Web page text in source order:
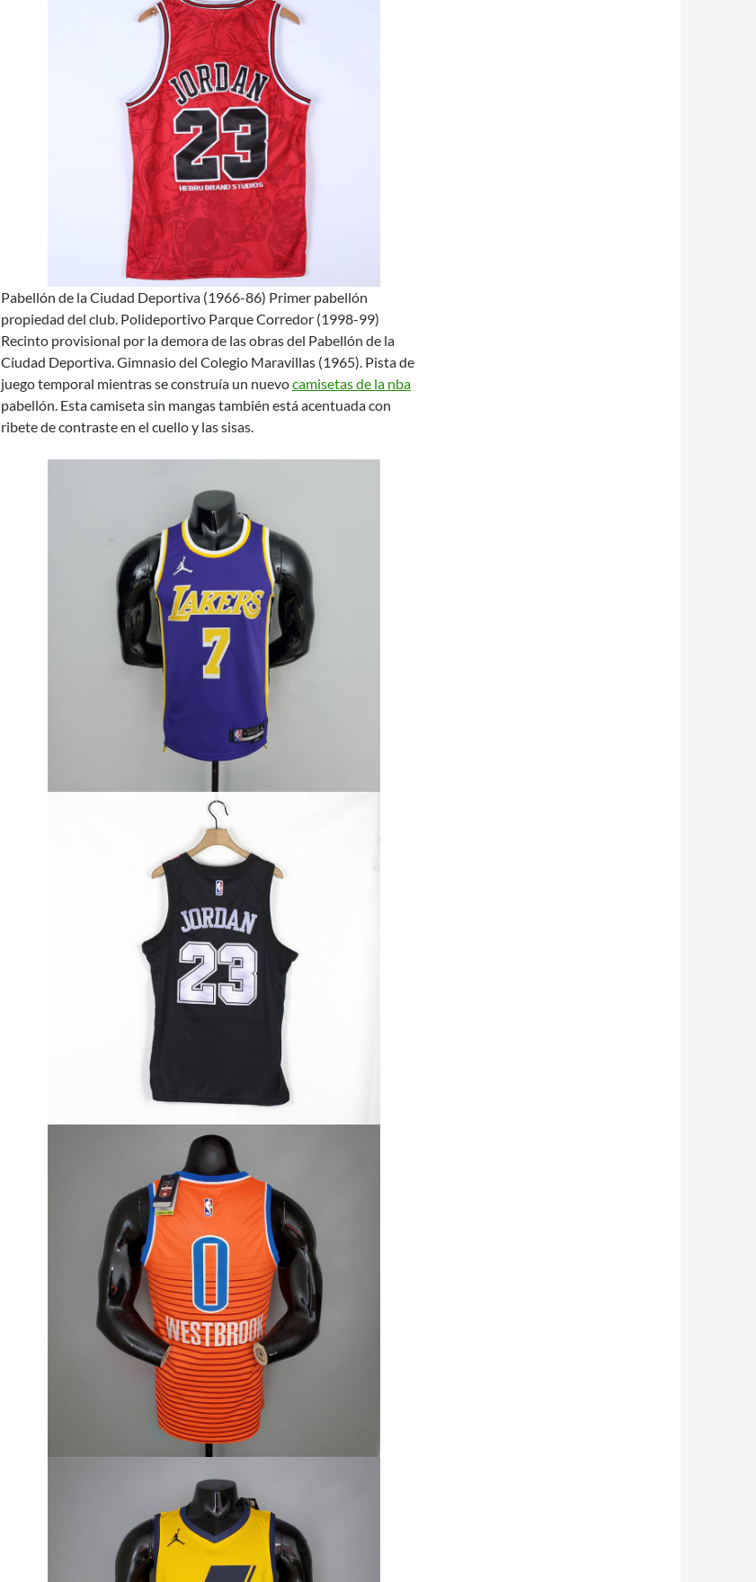
Pabellón de la Ciudad Deportiva (1966-86) Primer pabellón
propiedad del club. Polideportivo Parque Corredor (1998-99)
Recinto provisional por la demora de las obras del Pabellón de la
Ciudad Deportiva. Gimnasio del Colegio Maravillas (1965). Pista de
juego temporal mientras se construía un nuevocamisetas de la nba
pabellón. Esta camiseta sin mangas también está acentuada con
ribete de contraste en el cuello y las sisas.